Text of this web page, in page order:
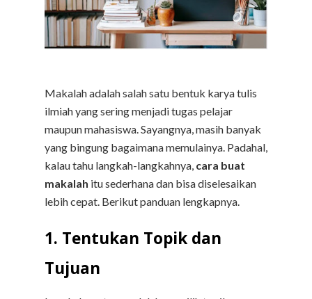
Makalah adalah salah satu bentuk karya tulis
ilmiah yang sering menjadi tugas pelajar
maupun mahasiswa. Sayangnya, masih banyak
yang bingung bagaimana memulainya. Padahal,
kalau tahu langkah-langkahnya, cara buat
makalah itu sederhana dan bisa diselesaikan
lebih cepat. Berikut panduan lengkapnya.
1. Tentukan Topik dan
Tujuan